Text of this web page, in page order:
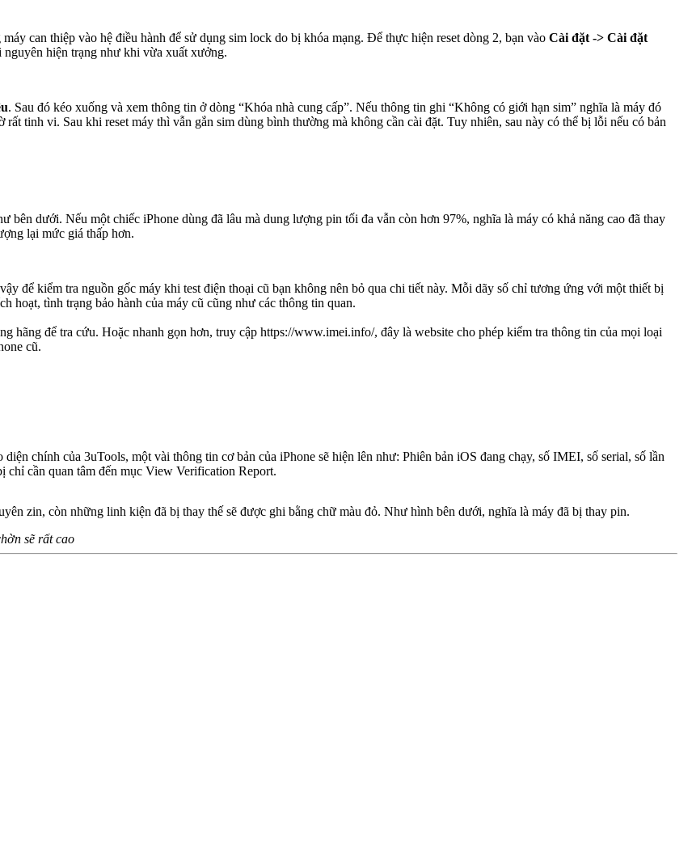
can thiệp vào hệ điều hành để sử dụng sim lock do bị khóa mạng. Để thực hiện reset dòng 2, bạn vào Cài đặt -> Cài đặt
nguyên hiện trạng như khi vừa xuất xưởng.
. Sau đó kéo xuống và xem thông tin ở dòng “Khóa nhà cung cấp”. Nếu thông tin ghi “Không có giới hạn sim” nghĩa là máy đó
tinh vi. Sau khi reset máy thì vẫn gắn sim dùng bình thường mà không cần cài đặt. Tuy nhiên, sau này có thể bị lỗi nếu có bản
dưới. Nếu một chiếc iPhone dùng đã lâu mà dung lượng pin tối đa vẫn còn hơn 97%, nghĩa là máy có khả năng cao đã thay
lại mức giá thấp hơn.
để kiểm tra nguồn gốc máy khi test điện thoại cũ bạn không nên bỏ qua chi tiết này. Mỗi dãy số chỉ tương ứng với một thiết bị
hoạt, tình trạng bảo hành của máy cũ cũng như các thông tin quan.
hãng để tra cứu. Hoặc nhanh gọn hơn, truy cập https://www.imei.info/, đây là website cho phép kiểm tra thông tin của mọi loại
cũ.
chính của 3uTools, một vài thông tin cơ bản của iPhone sẽ hiện lên như: Phiên bản iOS đang chạy, số IMEI, số serial, số lần
cần quan tâm đến mục View Verification Report.
zin, còn những linh kiện đã bị thay thế sẽ được ghi bằng chữ màu đỏ. Như hình bên dưới, nghĩa là máy đã bị thay pin.
sẽ rất cao